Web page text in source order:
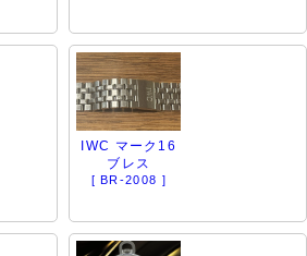
IWC マーク16
ブレス
[ BR-2008 ]